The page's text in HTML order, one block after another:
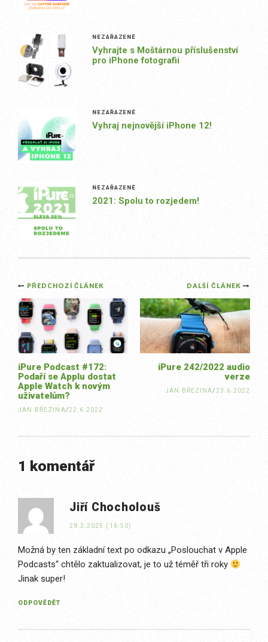
NEZAŘAZENÉ
Vyhrajte s Moštárnou příslušenství
pro iPhone fotografii
NEZAŘAZENÉ
Vyhraj nejnovější iPhone 12!
NEZAŘAZENÉ
2021: Spolu to rozjedem!
Post
navigation
DALŠÍ ČLÁNEK
iPure 242/2022 audio
verze
JAN BŘEZINA/23.6.2022
PŘEDCHOZÍ ČLÁNEK
iPure Podcast #172:
Podaří se Applu dostat
Apple Watch k novým
uživatelům?
JAN BŘEZINA/22.6.2022
1 komentář
Jiří Chocholouš
28.2.2025 (16:50)
Možná by ten základní text po odkazu „Poslouchat v Apple
Podcasts“ chtělo zaktualizovat, je to už téměř tři roky
Jinak super!
ODPOVĚDĚT